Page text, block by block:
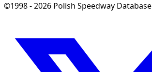
©1998 - 2026 Polish Speedway Database